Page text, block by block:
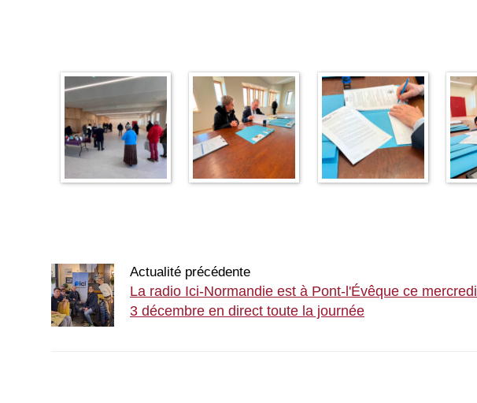
Actualité précédente
La radio Ici-Normandie est à Pont-l'Évêque ce mercredi
3 décembre en direct toute la journée